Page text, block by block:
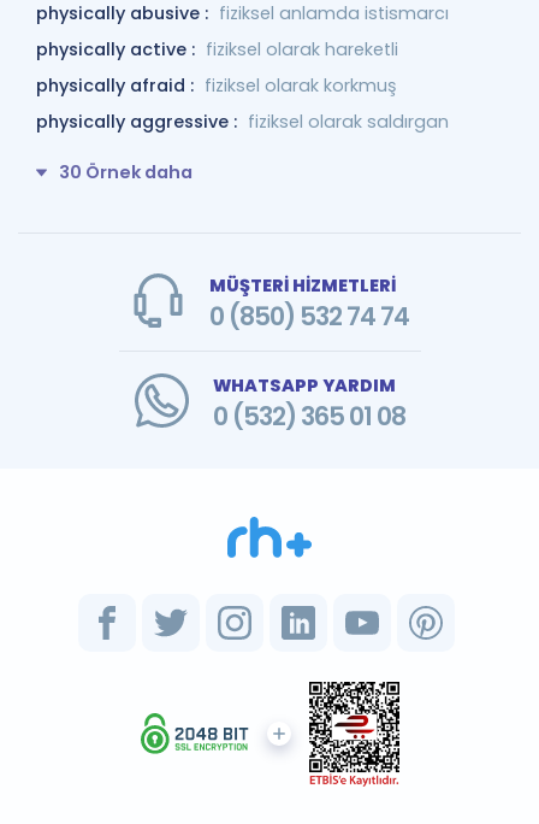
physically abusive : fiziksel anlamda istismarcı
physically active : fiziksel olarak hareketli
physically afraid : fiziksel olarak korkmuş
physically aggressive : fiziksel olarak saldırgan
30 Örnek daha
MÜŞTERİ HİZMETLERİ
0 (850) 532 74 74
WHATSAPP YARDIM
0 (532) 365 01 08